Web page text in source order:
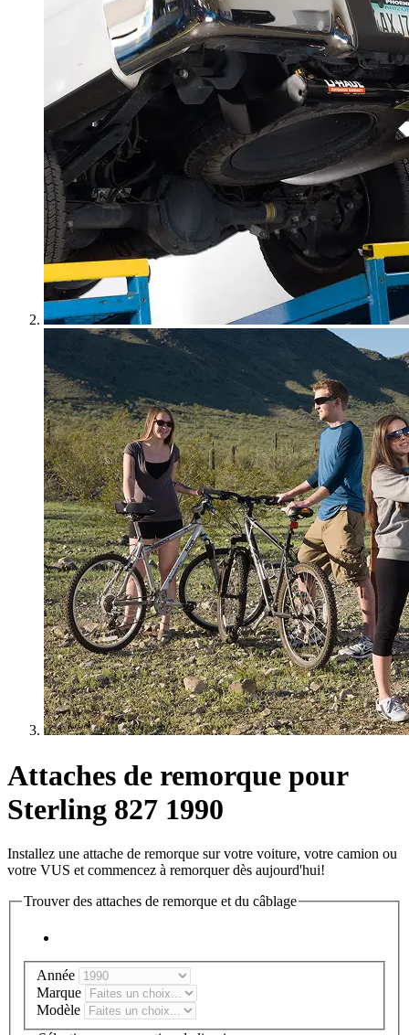
Attaches de remorque pour
Sterling 827 1990
Installez une attache de remorque sur votre voiture, votre camion ou
votre VUS et commencez à remorquer dès aujourd'hui!
Trouver des attaches de remorque et du câblage
Année
Marque
Modèle